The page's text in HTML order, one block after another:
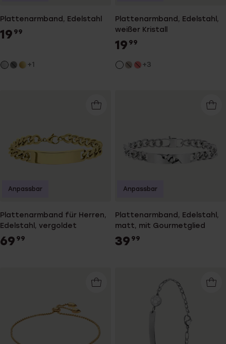
Plattenarmband, Edelstahl
19 99
+1
Plattenarmband, Edelstahl,
weißer Kristall
19 99
+3
Plattenarmband für Herren,
Edelstahl, vergoldet
69 99
Anpassbar
Plattenarmband, Edelstahl,
matt, mit Gourmetglied
39 99
Anpassbar